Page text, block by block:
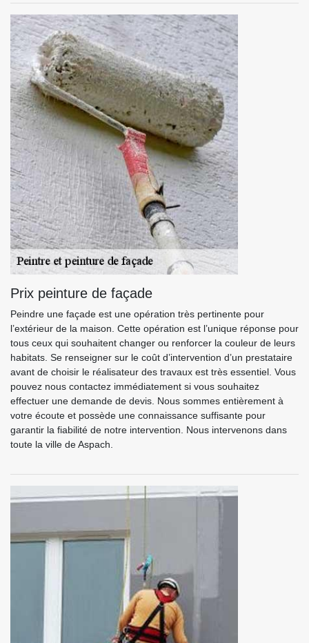
Prix peinture de façade
Peindre une façade est une opération très pertinente pour
l’extérieur de la maison. Cette opération est l’unique réponse pour
tous ceux qui souhaitent changer ou renforcer la couleur de leurs
habitats. Se renseigner sur le coût d’intervention d’un prestataire
avant de choisir le réalisateur des travaux est très essentiel. Vous
pouvez nous contactez immédiatement si vous souhaitez
effectuer une demande de devis. Nous sommes entièrement à
votre écoute et possède une connaissance suffisante pour
garantir la fiabilité de notre intervention. Nous intervenons dans
toute la ville de Aspach.